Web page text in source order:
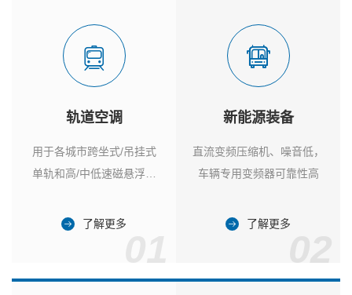
轨道空调
用于各城市跨坐式/吊挂式
单轨和高/中低速磁悬浮列
了解更多
新能源装备
直流变频压缩机、噪音低，
车辆专用变频器可靠性高
了解更多